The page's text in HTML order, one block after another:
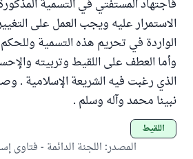
فاجتهاد المستفتي في التسمية
الاستمرار عليه ويجب العمل على
الواردة في تحريم هذه التسمية وللحكم
وأما العطف على اللقيط وتربيته
الذي رغبت فيه الشريعة الإسلامية .
نبينا محمد وآله وسلم .
اللقيط
المصدر: اللجنة الدائمة - فتاوى